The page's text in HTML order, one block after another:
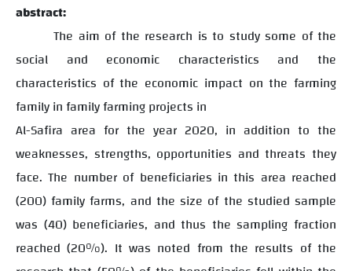
abstract:
The aim of the research is to study some of the
social and economic characteristics and the
characteristics of the economic impact on the farming
family in family farming projects in
Al-Safira area for the year 2020, in addition to the
weaknesses, strengths, opportunities and threats they
face. The number of beneficiaries in this area reached
(200) family farms, and the size of the studied sample
was (40) beneficiaries, and thus the sampling fraction
reached (20%). It was noted from the results of the